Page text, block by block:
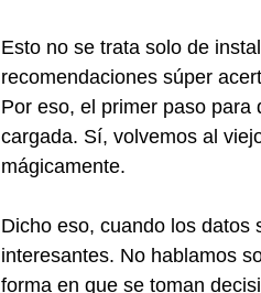
Esto no se trata solo de
recomendaciones súper
Por eso, el primer paso
cargada. Sí, volvemos al
mágicamente.
Dicho eso, cuando los datos
interesantes. No hablamos
forma en que se toman